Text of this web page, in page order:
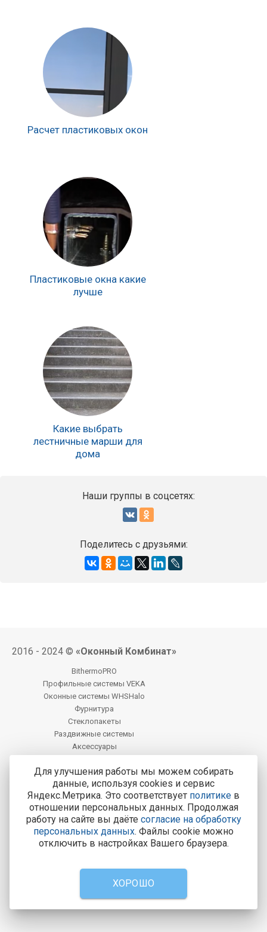
Расчет пластиковых окон
Пластиковые окна какие
лучше
Какие выбрать
лестничные марши для
дома
Наши группы в соцсетях:
Поделитесь с друзьями:
2016 - 2024 © «Оконный Комбинат»
BithermoPRO
Профильные системы VEKA
Оконные системы WHSHalo
Фурнитура
Стеклопакеты
Раздвижные системы
Аксессуары
Центральный офис продаж:
Курск, Курск, ул. Карла Маркса, 77
Тел.: 8-800-200-4221
Все адреса и контакты
Консультации и заказ пластиковых окон.
Вызвать замерщика
Для улучшения работы мы можем собирать
данные, используя cookies и сервис
Яндекс.Метрика. Это соответствует политике в
отношении персональных данных. Продолжая
работу на сайте вы даёте согласие на обработку
персональных данных. Файлы cookie можно
отключить в настройках Вашего браузера.
ХОРОШО